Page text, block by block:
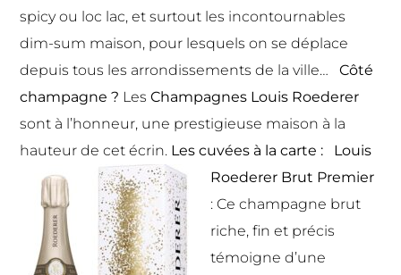
spicy ou loc lac, et surtout les incontournables
dim-sum maison, pour lesquels on se déplace
depuis tous les arrondissements de la ville…Côté
champagne ? LesChampagnes Louis Roederer
sont à l’honneur, une prestigieuse maison à la
hauteur de cet écrin. Les cuvées à la carte :
Louis
Roederer Brut Premier
: Ce champagne brut
riche, fin et précis
témoigne d’une